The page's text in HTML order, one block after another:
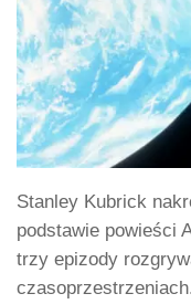
Stanley Kubrick
podstawie powieści
trzy epizody